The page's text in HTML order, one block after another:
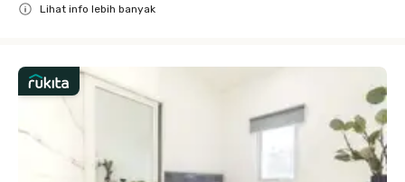
Lihat info lebih banyak